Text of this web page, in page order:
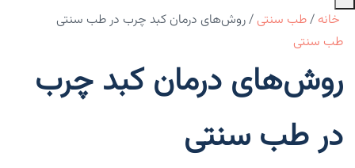
خانه /طب سنتی /روش‌های درمان کبد چرب در طب سنتی
طب سنتی
روش‌های درمان کبد چرب
در طب سنتی